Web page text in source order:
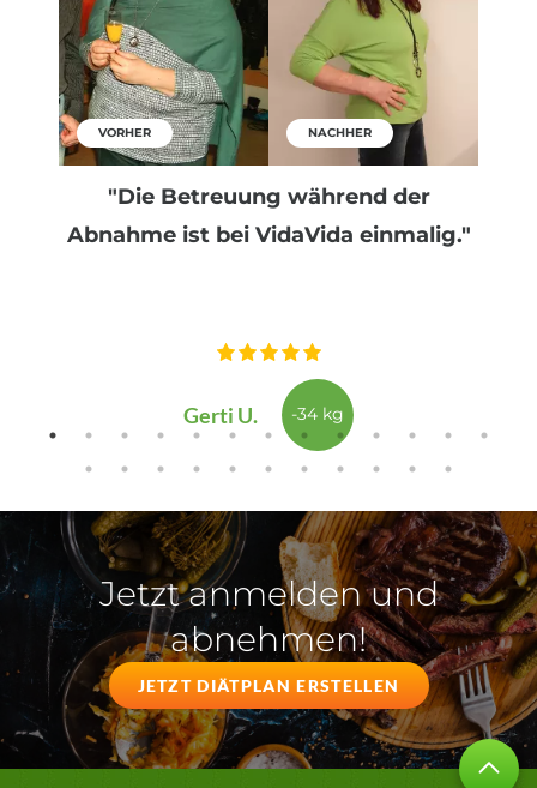
VORHER NACHHER
"Die Betreuung während der
Abnahme ist bei VidaVida einmalig."
Gerti U. -34 kg
Jetzt anmelden und
abnehmen!
JETZT DIÄTPLAN ERSTELLEN